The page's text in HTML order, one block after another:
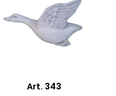
Art. 343